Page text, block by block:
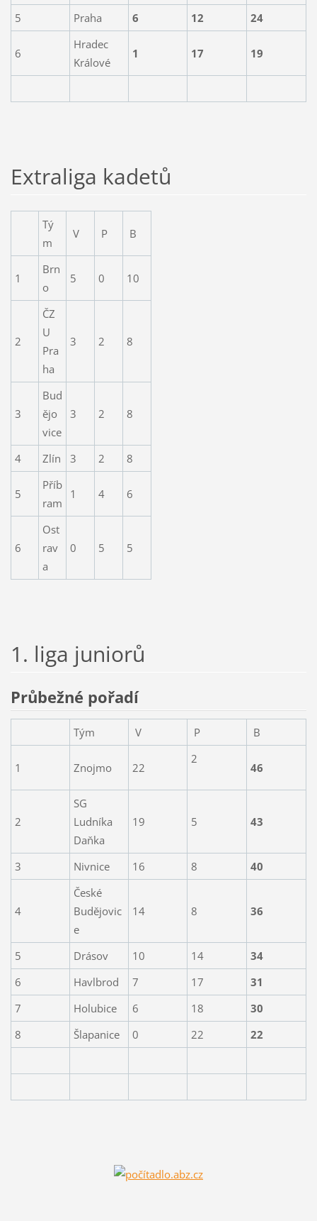
5
Praha 6 12 24
6
Hradec
Králové
1 17 19
Extraliga kadetů
Tý
m
V P B
1
Brn
o
5 0 10
2
ČZ
U
Pra
ha
3 2 8
3
Bud
ějo
vice
3 2 8
4 Zlín 3 2 8
5
Příb
ram
1 4 6
6
Ost
rav
a
0 5 5
1. liga juniorů
Průbežné pořadí
Tým V P B
1 Znojmo 22
2
46
2
SG
Ludníka
Daňka
19 5 43
3 Nivnice 16 8 40
4
České
Budějovic
e
14 8 36
5 Drásov 10 14
34
6
Havlbrod 7 17
31
7
Holubice 6 18
30
8
Šlapanice 0 22 22